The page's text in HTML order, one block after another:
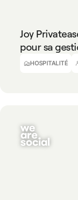
Joy
pour sa
HOSPITALITÉ
Alexandre
Co-fondateur &